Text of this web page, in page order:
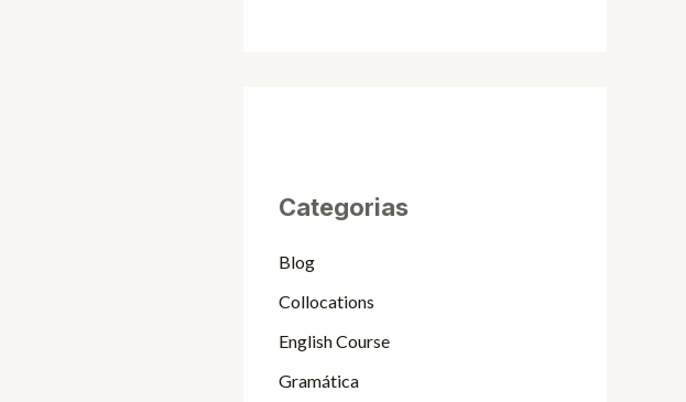
Categorias
Blog
Collocations
English Course
Gramática